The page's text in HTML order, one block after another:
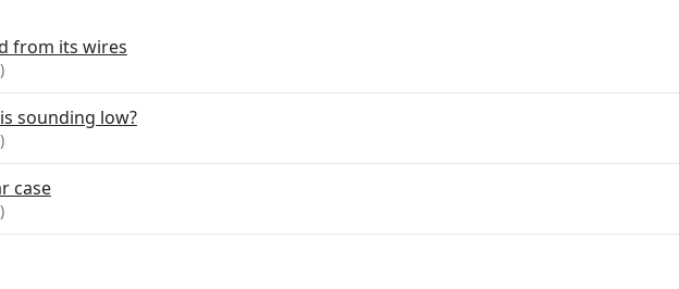
from its wires
sounding low?
case